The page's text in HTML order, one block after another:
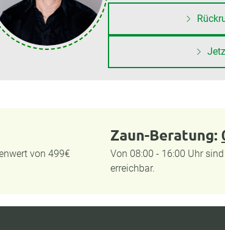
von 499€
Zaun-Beratung:
Von 08:00 - 16:00 Uhr
erreichbar.